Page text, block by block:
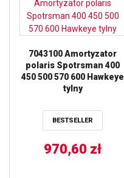
7043100 Amortyzator
polaris Spotrsman 400
450 500 570 600 Hawkeye
tylny
BESTSELLER
970,60 zł